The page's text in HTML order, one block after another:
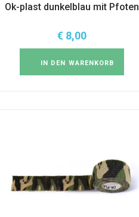
Ok-plast dunkelblau mit Pfoten
€8,00
IN DEN WARENKORB